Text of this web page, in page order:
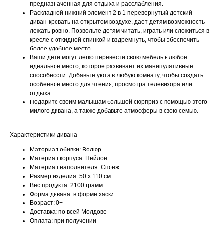
предназначенная для отдыха и расслабления.
Раскладной нижний элемент 2 в 1 перевернутый детский
диван-кровать на открытом воздухе, дает детям возможность
лежать ровно. Позвольте детям читать, играть или сложиться в
кресле с откидной спинкой и вздремнуть, чтобы обеспечить
более удобное место.
Ваши дети могут легко перенести свою мебель в любое
идеальное место, которое развивает их манипулятивные
способности. Добавьте уюта в любую комнату, чтобы создать
особенное место для чтения, просмотра телевизора или
отдыха.
Подарите своим малышам большой сюрприз с помощью этого
милого дивана, а также добавьте атмосферы в свою семью.
Характеристики дивана
Материал обивки: Велюр
Материал корпуса: Нейлон
Материал наполнителя: Спонж
Размер изделия: 50 x 110 см
Вес продукта: 2100 грамм
Форма дивана: в форме хаски
Возраст: 0+
Доставка: по всей Молдове
Оплата: при получении